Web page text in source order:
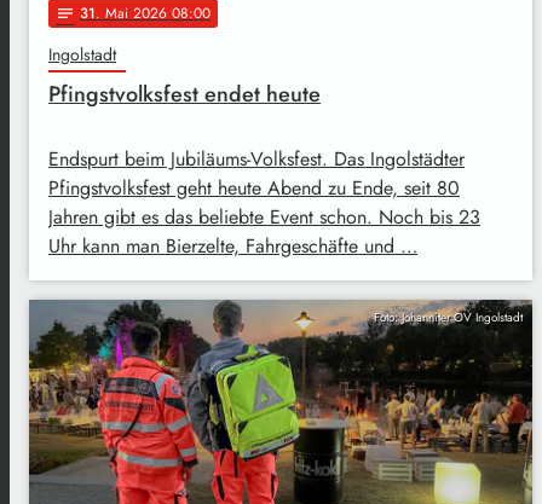
notes 31. Mai 2026 08:00
Ingolstadt
Pfingstvolksfest endet heute
Endspurt beim Jubiläums-Volksfest. Das Ingolstädter
Pfingstvolksfest geht heute Abend zu Ende, seit 80
Jahren gibt es das beliebte Event schon. Noch bis 23
Uhr kann man Bierzelte, Fahrgeschäfte und …
Foto: Johanniter OV Ingolstadt